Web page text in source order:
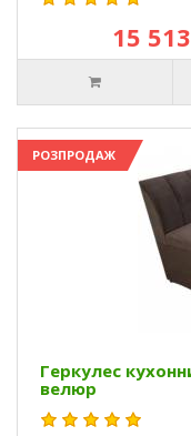
15
РОЗПРОДАЖ
Геркулес
велюр